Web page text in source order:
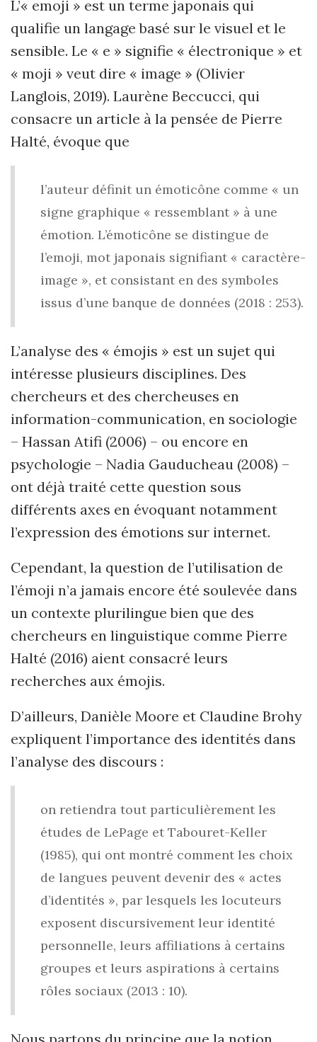
L’« emoji » est un terme japonais qui
qualifie un langage basé sur le visuel et le
sensible. Le « e » signifie « électronique » et
« moji » veut dire « image » (Olivier
Langlois, 2019). Laurène Beccucci, qui
consacre un article à la pensée de Pierre
Halté, évoque que
l’auteur définit un émoticône comme « un
signe graphique « ressemblant » à une
émotion. L’émoticône se distingue de
l’emoji, mot japonais signifiant « caractère-
image », et consistant en des symboles
issus d’une banque de données (2018 : 253).
L’analyse des « émojis » est un sujet qui
intéresse plusieurs disciplines. Des
chercheurs et des chercheuses en
information-communication, en sociologie
– Hassan Atifi (2006) – ou encore en
psychologie – Nadia Gauducheau (2008) –
ont déjà traité cette question sous
différents axes en évoquant notamment
l’expression des émotions sur internet.
Cependant, la question de l’utilisation de
l’émoji n’a jamais encore été soulevée dans
un contexte plurilingue bien que des
chercheurs en linguistique comme Pierre
Halté (2016) aient consacré leurs
recherches aux émojis.
D’ailleurs, Danièle Moore et Claudine Brohy
expliquent l’importance des identités dans
l’analyse des discours :
on retiendra tout particulièrement les
études de LePage et Tabouret-Keller
(1985), qui ont montré comment les choix
de langues peuvent devenir des « actes
d’identités », par lesquels les locuteurs
exposent discursivement leur identité
personnelle, leurs affiliations à certains
groupes et leurs aspirations à certains
rôles sociaux (2013 : 10).